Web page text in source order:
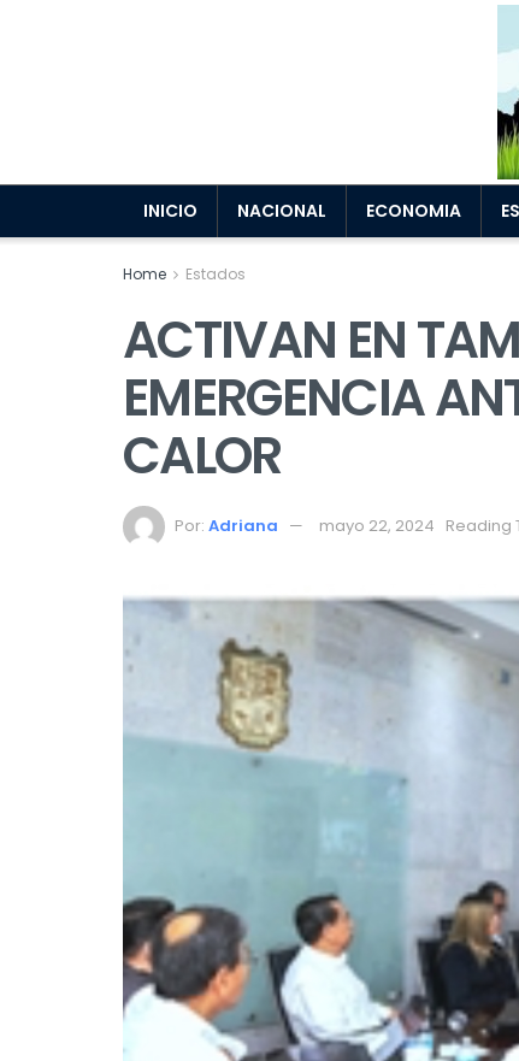
INICIO NACIONAL ECONOMIA
Home Estados
ACTIVAN EN
EMERGENCIA
CALOR
Por: Adriana mayo 22, 2024 Reading